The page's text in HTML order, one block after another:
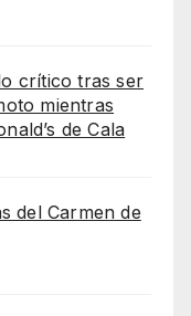
crítico tras ser
mientras
de Cala
del Carmen de